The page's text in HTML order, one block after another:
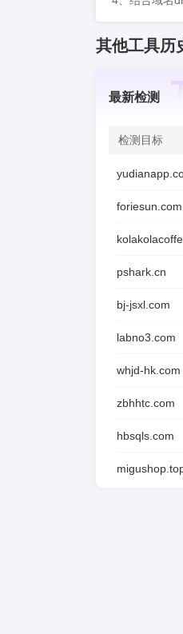
其他工具历
最新检测
检测目标
foriesun.com
pshark.cn
bj-jsxl.com
labno3.com
whjd-hk.com
zbhhtc.com
hbsqls.com